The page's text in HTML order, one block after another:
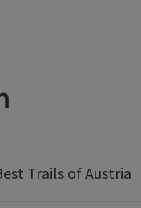
Trails of Austria